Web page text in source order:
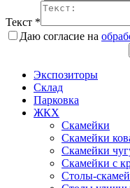
Текст *
Даю согласие на
Экспозиторы
Склад
Парковка
ЖКХ
Скамейки
Скамейки
Скамейки
Скамейки с
Столы-